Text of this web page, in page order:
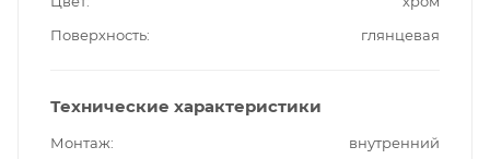
Поверхность
глянцевая
Технические характеристики
Монтаж
внутренний